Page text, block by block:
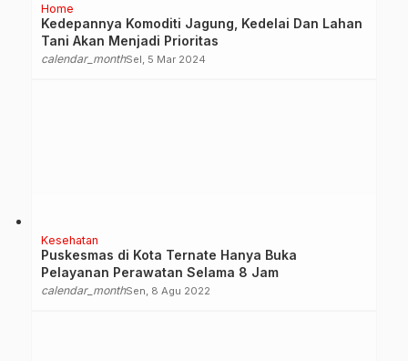
Home
Kedepannya Komoditi Jagung, Kedelai Dan Lahan
Tani Akan Menjadi Prioritas
calendar_monthSel, 5 Mar 2024
Kesehatan
Puskesmas di Kota Ternate Hanya Buka
Pelayanan Perawatan Selama 8 Jam
calendar_monthSen, 8 Agu 2022